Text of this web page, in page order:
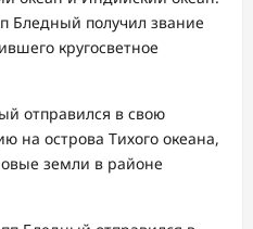
Бледный получил звание
кругосветное
отправился в свою
на острова Тихого океана,
земли в районе